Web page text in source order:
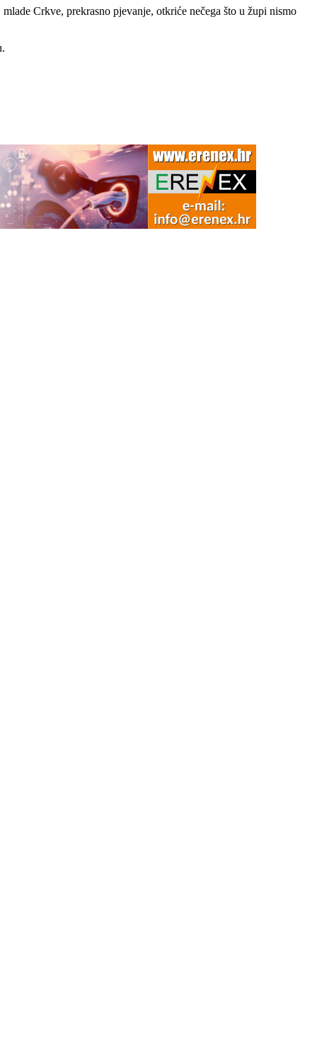
Crkve, prekrasno pjevanje, otkriće nečega što u župi nismo